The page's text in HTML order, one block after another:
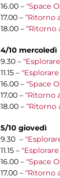
16.00 – "Space
17.00 – “Ritorno
18.00 – “Ritorno
4/10 mercoledì
9.30 –
11.15 –
16.00 – "Space
17.00 – “Ritorno
18.00 – “Ritorno
5/10 giovedì
9.30 –
11.15 –
16.00 – "Space
17.00 – “Ritorno